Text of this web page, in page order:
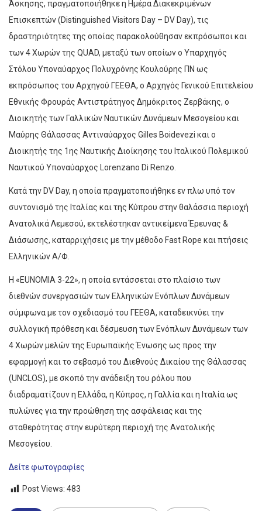
Άσκησης, πραγματοποιήθηκε η Ημέρα Διακεκριμένων
Επισκεπτών (Distinguished Visitors Day – DV Day), τις
δραστηριότητες της οποίας παρακολούθησαν εκπρόσωποι και
των 4 Χωρών της QUAD, μεταξύ των οποίων ο Υπαρχηγός
Στόλου Υποναύαρχος Πολυχρόνης Κουλούρης ΠΝ ως
εκπρόσωπος του Αρχηγού ΓΕΕΘΑ, ο Αρχηγός Γενικού Επιτελείου
Εθνικής Φρουράς Αντιστράτηγος Δημόκριτος Ζερβάκης, ο
Διοικητής των Γαλλικών Ναυτικών Δυνάμεων Μεσογείου και
Μαύρης Θάλασσας Αντιναύαρχος Gilles Boidevezi και ο
Διοικητής της 1ης Ναυτικής Διοίκησης του Ιταλικού Πολεμικού
Ναυτικού Υποναύαρχος Lorenzano Di Renzo.
Κατά την DV Day, η οποία πραγματοποιήθηκε εν πλω υπό τον
συντονισμό της Ιταλίας και της Κύπρου στην θαλάσσια περιοχή
Ανατολικά Λεμεσού, εκτελέστηκαν αντικείμενα Έρευνας &
Διάσωσης, καταρριχήσεις με την μέθοδο Fast Rope και πτήσεις
Ελληνικών Α/Φ.
Η «EUNOMIA 3-22», η οποία εντάσσεται στο πλαίσιο των
διεθνών συνεργασιών των Ελληνικών Ενόπλων Δυνάμεων
σύμφωνα με τον σχεδιασμό του ΓΕΕΘΑ, καταδεικνύει την
συλλογική πρόθεση και δέσμευση των Ενόπλων Δυνάμεων των
4 Χωρών μελών της Ευρωπαϊκής Ένωσης ως προς την
εφαρμογή και το σεβασμό του Διεθνούς Δικαίου της Θάλασσας
(UNCLOS), με σκοπό την ανάδειξη του ρόλου που
διαδραματίζουν η Ελλάδα, η Κύπρος, η Γαλλία και η Ιταλία ως
πυλώνες για την προώθηση της ασφάλειας και της
σταθερότητας στην ευρύτερη περιοχή της Ανατολικής
Μεσογείου.
Δείτε φωτογραφίες
Post Views: 483